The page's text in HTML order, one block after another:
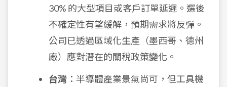
30% 的大型項目或客戶訂單延遲。選後
不確定性有望緩解，預期需求將反彈。
公司已透過區域化生產（墨西哥、德州
廠）應對潛在的關稅政策變化。
台灣 ：半導體產業景氣尚可，但工具機